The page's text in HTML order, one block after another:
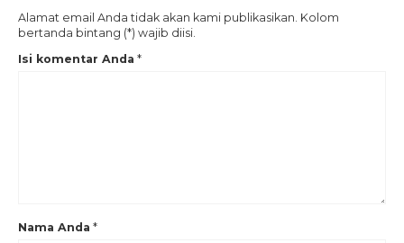
Alamat email Anda tidak akan kami publikasikan. Kolom
bertanda bintang (*) wajib diisi.
Isi komentar Anda *
Nama Anda *